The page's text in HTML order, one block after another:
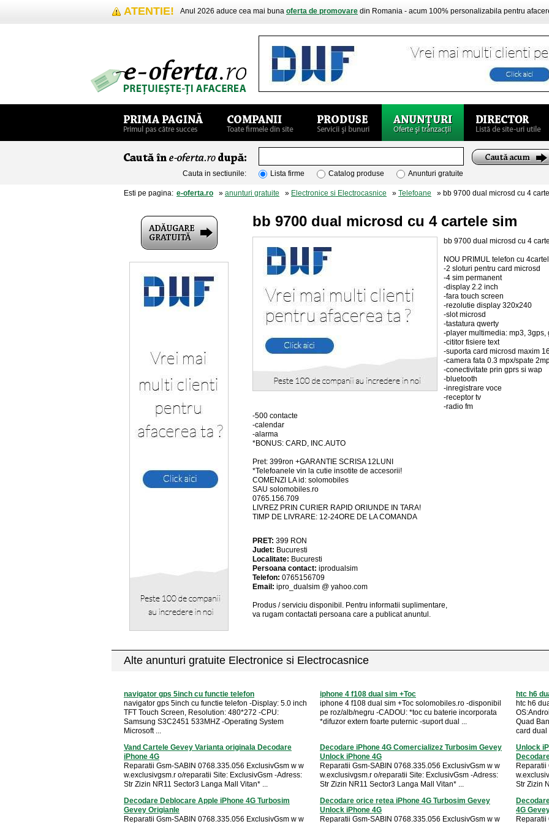
ATENTIE! Anul 2026 aduce cea mai buna oferta de promovare din Romania - acum 100% personalizabila pentru
Cauta in sectiunile: Lista firme Catalog produse Anunturi gratuite
Esti pe pagina: e-oferta.ro » anunturi gratuite » Electronice si Electrocasnice » Telefoane » bb 9700 dual microsd cu 4
bb 9700 dual microsd cu 4 cartele sim
bb 9700 dual microsd cu 4
NOU PRIMUL telefon cu
-2 sloturi pentru card microsd
-4 sim permanent
-display 2.2 inch
-fara touch screen
-rezolutie display 320x240
-slot microsd
-tastatura qwerty
-player multimedia: mp3, 3gps,
-cititor fisiere text
-suporta card microsd maxim
-camera fata 0.3 mpx/spate
-conectivitate prin gprs si wap
-bluetooth
-inregistrare voce
-receptor tv
-radio fm
-500 contacte
-calendar
-alarma
*BONUS: CARD, INC.AUTO
Pret: 399ron +GARANTIE SCRISA 12LUNI
*Telefoanele vin la cutie insotite de accesorii!
COMENZI LA id: solomobiles
SAU solomobiles.ro
0765.156.709
LIVREZ PRIN CURIER RAPID ORIUNDE IN TARA!
TIMP DE LIVRARE: 12-24ORE DE LA COMANDA
PRET: 399 RON
Judet: Bucuresti
Localitate: Bucuresti
Persoana contact: iprodualsim
Telefon: 0765156709
Email: ipro_dualsim @ yahoo.com
Produs / serviciu disponibil . Pentru informatii suplimentare,
va rugam contactati persoana care a publicat anuntul.
Alte anunturi gratuite Electronice si Electrocasnice
navigator gps 5inch cu functie telefon
navigator gps 5inch cu functie telefon -Display: 5.0 inch
TFT Touch Screen, Resolution: 480*272 -CPU:
Samsung S3C2451 533MHZ -Operating System
Microsoft ...
iphone 4 f108 dual sim +Toc
iphone 4 f108 dual sim +Toc solomobiles.ro -disponibil
pe roz/alb/negru -CADOU: *toc cu baterie incorporata
*difuzor extern foarte puternic -suport dual ...
htc h6
htc h6
Quad
card dual
Vand Cartele Gevey Varianta originala Decodare
iPhone 4G
Reparatii Gsm-SABIN 0768.335.056 ExclusivGsm w w
w.exclusivgsm.r o/reparatii Site: ExclusivGsm -Adress:
Str Zizin NR11 Sector3 Langa Mall Vitan* ...
Decodare iPhone 4G Comercializez Turbosim Gevey
Unlock iPhone 4G
Reparatii Gsm-SABIN 0768.335.056 ExclusivGsm w w
w.exclusivgsm.r o/reparatii Site: ExclusivGsm -Adress:
Str Zizin NR11 Sector3 Langa Mall Vitan* ...
Unlock
Reparatii
Str Zizin
Decodare Deblocare Apple iPhone 4G Turbosim
Gevey Origianle
Reparatii Gsm-SABIN 0768.335.056 ExclusivGsm w w
Decodare orice retea iPhone 4G Turbosim Gevey
Unlock iPhone 4G
Reparatii Gsm-SABIN 0768.335.056 ExclusivGsm w w
4G
Reparatii